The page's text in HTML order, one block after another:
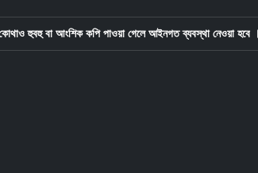
হুবহু বা আংশিক কপি পাওয়া গেলে আইনগত ব্যবস্থা নেওয়া হবে ।